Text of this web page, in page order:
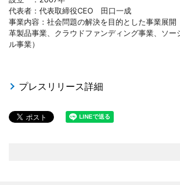
代表者：代表取締役CEO 田口一成
事業内容：社会問題の解決を目的とした事業展開
革製品事業、クラウドファンディング事業、ソー
ル事業）
プレスリリース詳細